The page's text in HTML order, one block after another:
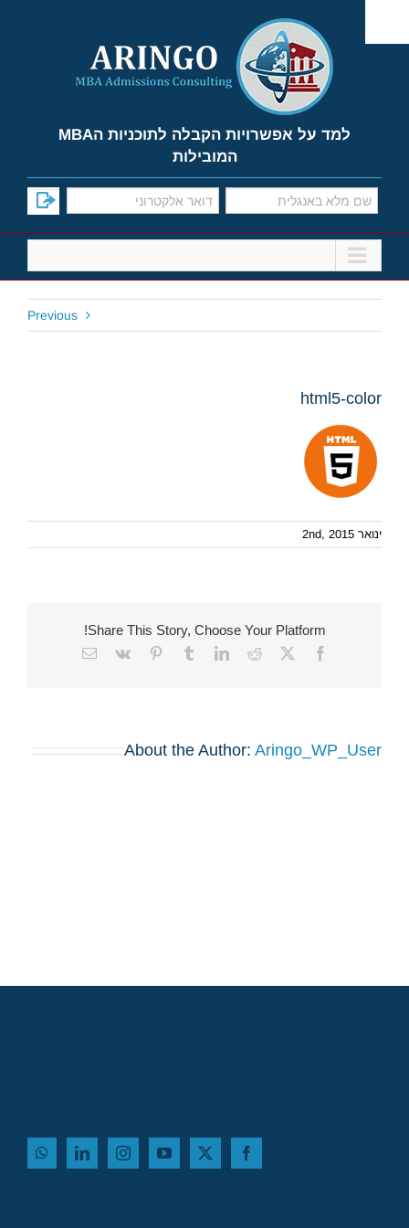
content
למד על אפשרויות הקבלה לתוכניות הMBA
המובילות
Previous
html5-color
ינואר 2nd, 2015
Share This Story, Choose Your Platform!
Facebook
X
Reddit
LinkedIn
Tumblr
Pinterest
Vk
Email
About the Author: Aringo_WP_User